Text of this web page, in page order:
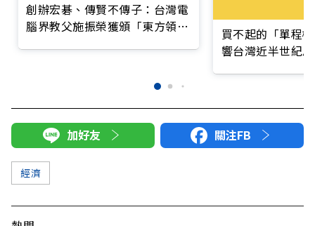
創辦宏碁、傳賢不傳子：台灣電
腦界教父施振榮獲頒「東方領袖
買不起的「單程
響台灣近半世紀
加好友 關注FB
經濟